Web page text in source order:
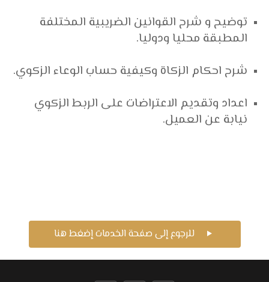
توضيح و شرح القوانين الضريبية المختلفة
المطبقة محليا ودوليا.
شرح احكام الزكاة وكيفية حساب الوعاء الزكوي.
اعداد وتقديم الاعتراضات على الربط الزكوي
نيابة عن العميل.
 للرجوع إلى صفحة الخدمات إضغط هنا